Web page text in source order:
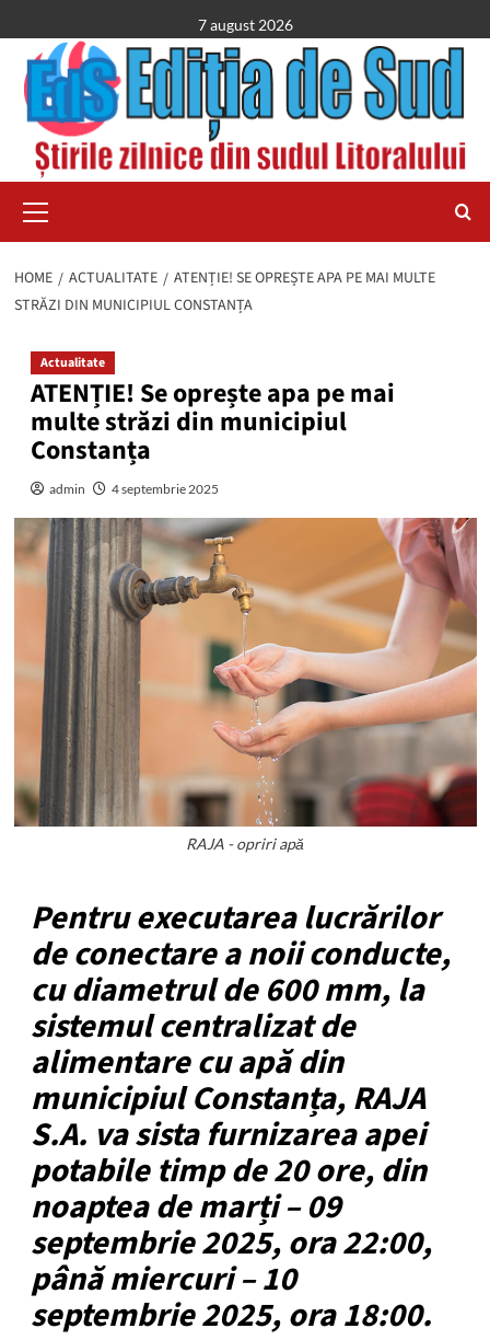
to
content
7 august 2026
Menu
HOME ACTUALITATE
ATENȚIE! SE OPREȘTE APA PE MAI MULTE
STRĂZI DIN MUNICIPIUL CONSTANȚA
Actualitate
ATENȚIE! Se oprește apa pe mai
multe străzi din municipiul
Constanța
admin 4 septembrie 2025
RAJA - opriri apă
Pentru executarea lucrărilor
de conectare a noii conducte,
cu diametrul de 600 mm, la
sistemul centralizat de
alimentare cu apă din
municipiul Constanța, RAJA
S.A. va sista furnizarea apei
potabile timp de 20 ore, din
noaptea de marți – 09
septembrie 2025, ora 22:00,
până miercuri – 10
septembrie 2025, ora 18:00.